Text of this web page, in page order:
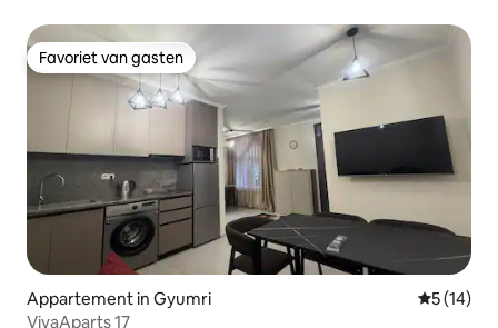
Favoriet van gasten
Favoriet van gasten
Appartement in Gyumri
5 (14)
VivaAparts 17